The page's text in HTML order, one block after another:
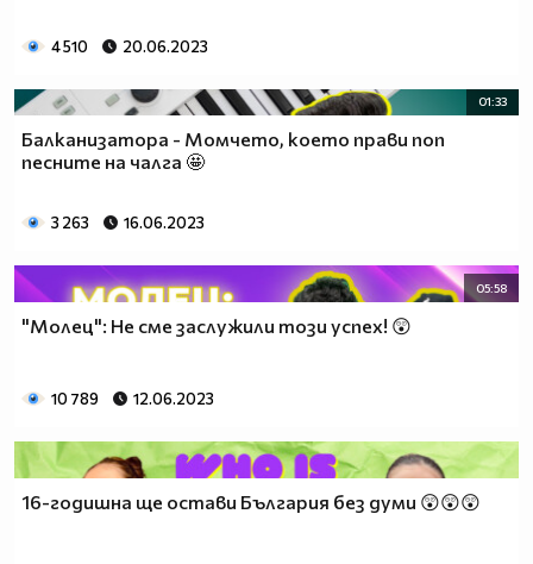
4 510 20.06.2023
01:33
Балканизатора - Момчето, което прави поп
песните на чалга 🤩
3 263 16.06.2023
05:58
"Молец": Не сме заслужили този успех! 😲
10 789 12.06.2023
16-годишна ще остави България без думи 😲😲😲